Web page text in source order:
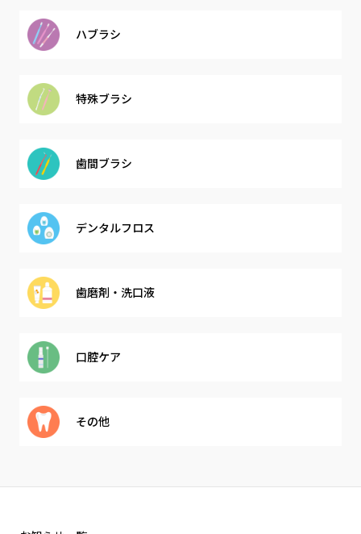
ハブラシ
特殊ブラシ
歯間ブラシ
デンタルフロス
歯磨剤・ 洗口液
口腔ケア
その他